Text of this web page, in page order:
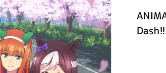
Dash!!